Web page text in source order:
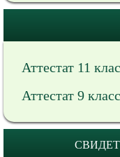
Аттестат 11
Аттестат 9